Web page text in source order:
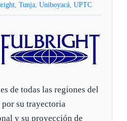
,Tunja,Uniboyacá,UPTC
de todas las regiones del
por su trayectoria
y su proyección de